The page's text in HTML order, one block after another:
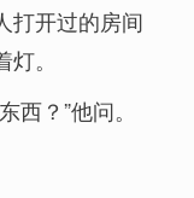
打开过的房间
。
？”他问。